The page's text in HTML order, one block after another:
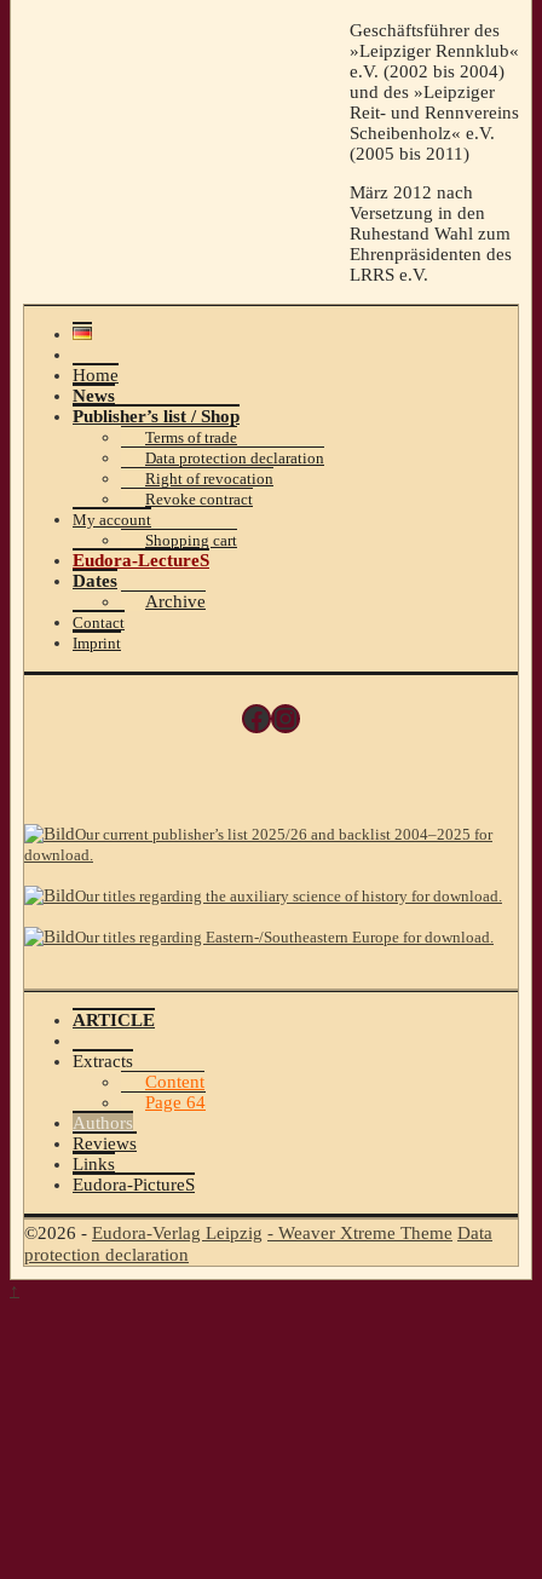
Geschäftsführer des
»Leipziger Rennklub«
e.V. (2002 bis 2004)
und des »Leipziger
Reit- und Rennvereins
Scheibenholz« e.V.
(2005 bis 2011)
März 2012 nach
Versetzung in den
Ruhestand Wahl zum
Ehrenpräsidenten des
LRRS e.V.
Home
News
Publisher’s list / Shop
Terms of trade
Data protection declaration
Right of revocation
Revoke contract
My account
Shopping cart
Eudora-LectureS
Dates
Archive
Contact
Imprint
Facebook
Instagram
Our current publisher’s list 2025/26 and backlist 2004–2025 for
download.
Our titles regarding the auxiliary science of history for download.
Our titles regarding Eastern-/Southeastern Europe for download.
ARTICLE
Extracts
Content
Page 64
Authors
Reviews
Links
Eudora-PictureS
©2026 - Eudora-Verlag Leipzig - Weaver Xtreme Theme Data
protection declaration
↑